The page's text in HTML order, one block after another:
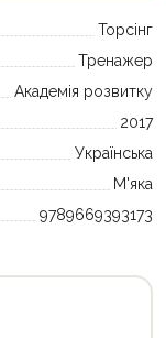
Торсінг
Тренажер
Академія розвитку
2017
Українська
М'яка
9789669393173